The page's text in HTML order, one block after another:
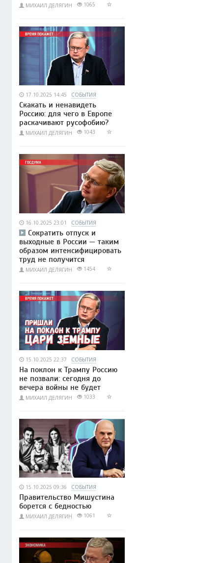
МИХАИЛ ДЕЛЯГИН 1065
17.10.2025 14:45 СОБЫТИЯ
Скакать и ненавидеть
Россию: для чего в Европе
раскачивают русофобию?
МИХАИЛ ДЕЛЯГИН 1043
16.10.2025 23:01 СОБЫТИЯ
Сократить отпуск и
выходные в России — таким
образом интенсифицировать
труд не получится
МИХАИЛ ДЕЛЯГИН 1454
15.10.2025 22:37 СОБЫТИЯ
На поклон к Трампу Россию
не позвали: сегодня до
вечера войны не будет
МИХАИЛ ДЕЛЯГИН 1033
15.10.2025 09:36 СОБЫТИЯ
Правительство Мишустина
борется с бедностью
МИХАИЛ ДЕЛЯГИН 1061